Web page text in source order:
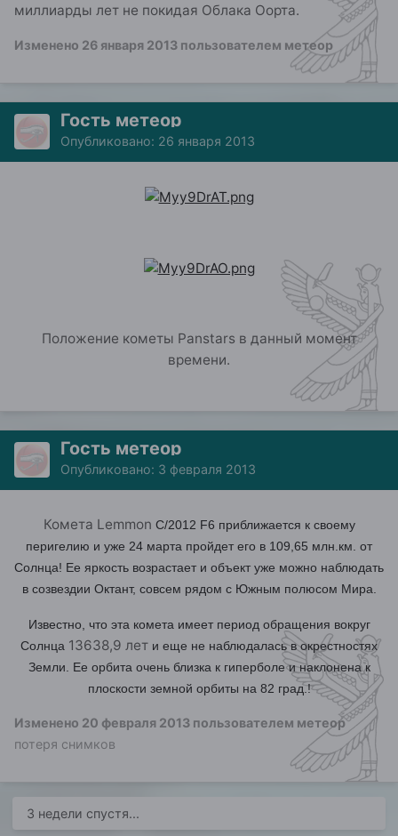
миллиарды лет не покидая Облака Оорта.
Изменено 26 января 2013 пользователем метеор
Гость метеор
Опубликовано: 26 января 2013
Положение кометы Panstars в данный момент
времени.
Гость метеор
Опубликовано: 3 февраля 2013
Комета Lemmon C/2012 F6 приближается к своему
перигелию и уже 24 марта пройдет его в 109,65 млн.км. от
Солнца! Ее яркость возрастает и объект уже можно наблюдать
в созвездии Октант, совсем рядом с Южным полюсом Мира.
Известно, что эта комета имеет период обращения вокруг
Солнца 13638,9 лет и еще не наблюдалась в окрестностях
Земли. Ее орбита очень близка к гиперболе и наклонена к
плоскости земной орбиты на 82 град.!
Изменено 20 февраля 2013 пользователем метеор
потеря снимков
3 недели спустя...